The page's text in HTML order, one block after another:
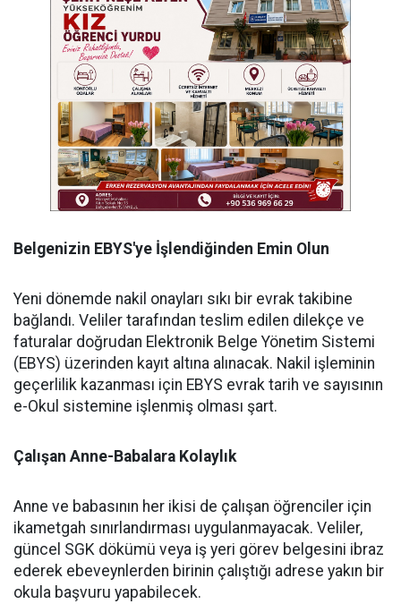
Belgenizin EBYS'ye İşlendiğinden Emin Olun
Yeni dönemde nakil onayları sıkı bir evrak takibine
bağlandı. Veliler tarafından teslim edilen dilekçe ve
faturalar doğrudan Elektronik Belge Yönetim Sistemi
(EBYS) üzerinden kayıt altına alınacak. Nakil işleminin
geçerlilik kazanması için EBYS evrak tarih ve sayısının
e-Okul sistemine işlenmiş olması şart.
Çalışan Anne-Babalara Kolaylık
Anne ve babasının her ikisi de çalışan öğrenciler için
ikametgah sınırlandırması uygulanmayacak. Veliler,
güncel SGK dökümü veya iş yeri görev belgesini ibraz
ederek ebeveynlerden birinin çalıştığı adrese yakın bir
okula başvuru yapabilecek.